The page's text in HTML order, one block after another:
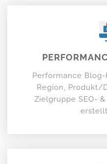
Performance
Region, Produkt/
Zielgruppe SEO-